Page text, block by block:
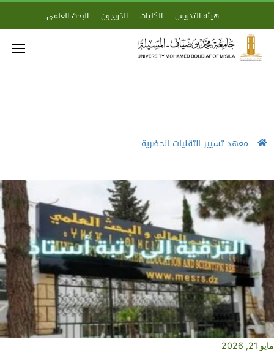
هيئة التدريس الكليات الخريجون البحث العلمي
معهد تسيير التقنيات الحضرية
مايو 21, 2026